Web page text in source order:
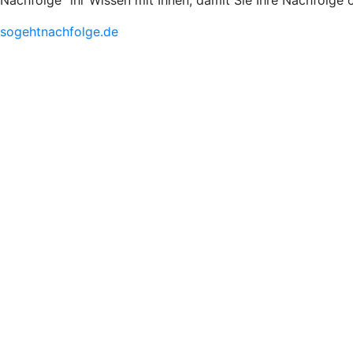
sogehtnachfolge.de